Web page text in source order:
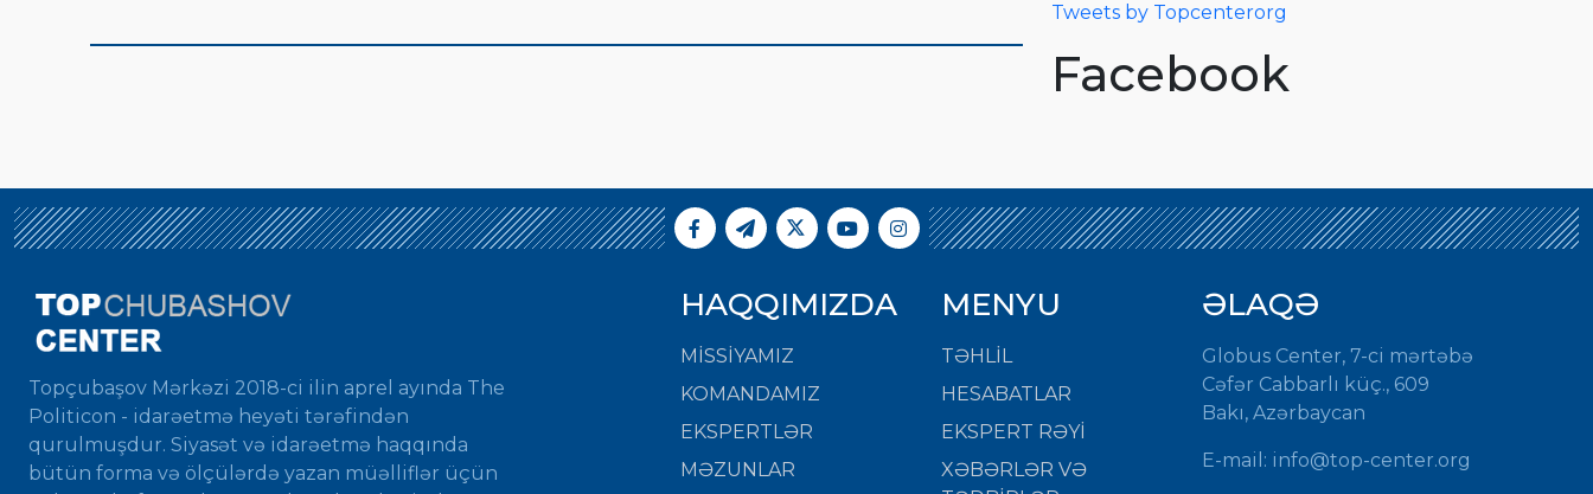
Tweets by Topcenterorg
Facebook
Topçubaşov Mərkəzi 2018-ci ilin aprel ayında The
Politicon - idarəetmə heyəti tərəfindən
qurulmuşdur. Siyasət və idarəetmə haqqında
bütün forma və ölçülərdə yazan müəlliflər üçün
HAQQIMIZDA
MISSIYAMIZ
KOMANDAMIZ
EKSPERTLƏR
MƏZUNLAR
MENYU
TƏHLİL
HESABATLAR
EKSPERT RƏYİ
XƏBƏRLƏR VƏ
ƏLAQƏ
Globus Center, 7-ci mərtəbə
Cəfər Cabbarlı küç., 609
Bakı, Azərbaycan
E-mail: info@top-center.org